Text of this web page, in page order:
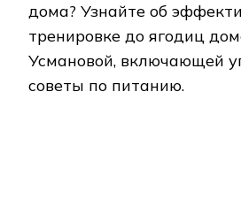
дома? Узнайте об
тренировке до ягодиц
Усмановой, включающей
советы по питанию.